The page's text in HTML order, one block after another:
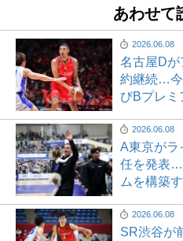
あわせて
2026.06.08
名古屋Dが
約継続…今
びBプレミ
2026.06.08
A東京がラ
任を発表…
ムを構築
2026.06.08
SR渋谷が